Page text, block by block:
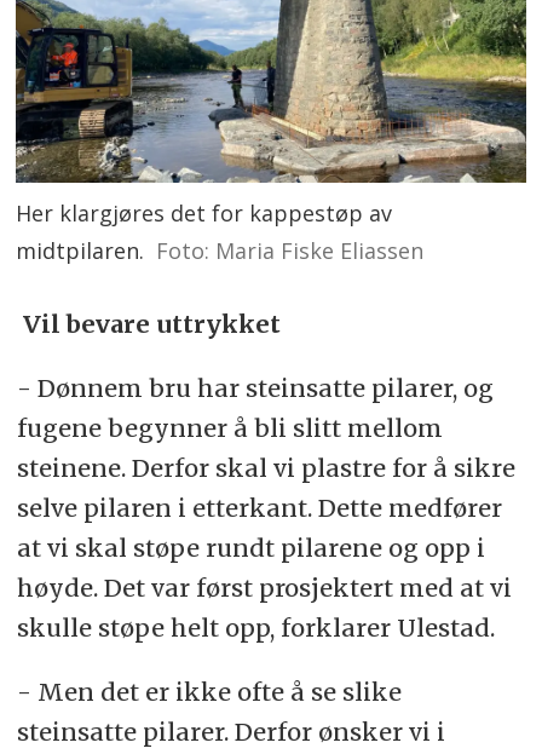
Her klargjøres det for kappestøp av
midtpilaren. Foto: Maria Fiske Eliassen
Vil bevare uttrykket
- Dønnem bru har steinsatte pilarer, og
fugene begynner å bli slitt mellom
steinene. Derfor skal vi plastre for å sikre
selve pilaren i etterkant. Dette medfører
at vi skal støpe rundt pilarene og opp i
høyde. Det var først prosjektert med at vi
skulle støpe helt opp, forklarer Ulestad.
- Men det er ikke ofte å se slike
steinsatte pilarer. Derfor ønsker vi i